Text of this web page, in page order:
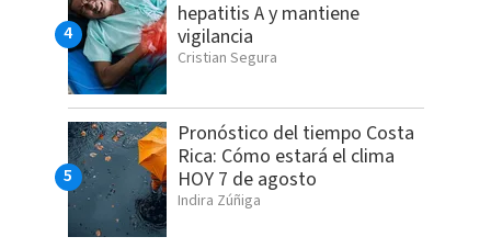
hepatitis A y mantiene
vigilancia
Cristian Segura
Pronóstico del tiempo Costa
Rica: Cómo estará el clima
HOY 7 de agosto
Indira Zúñiga